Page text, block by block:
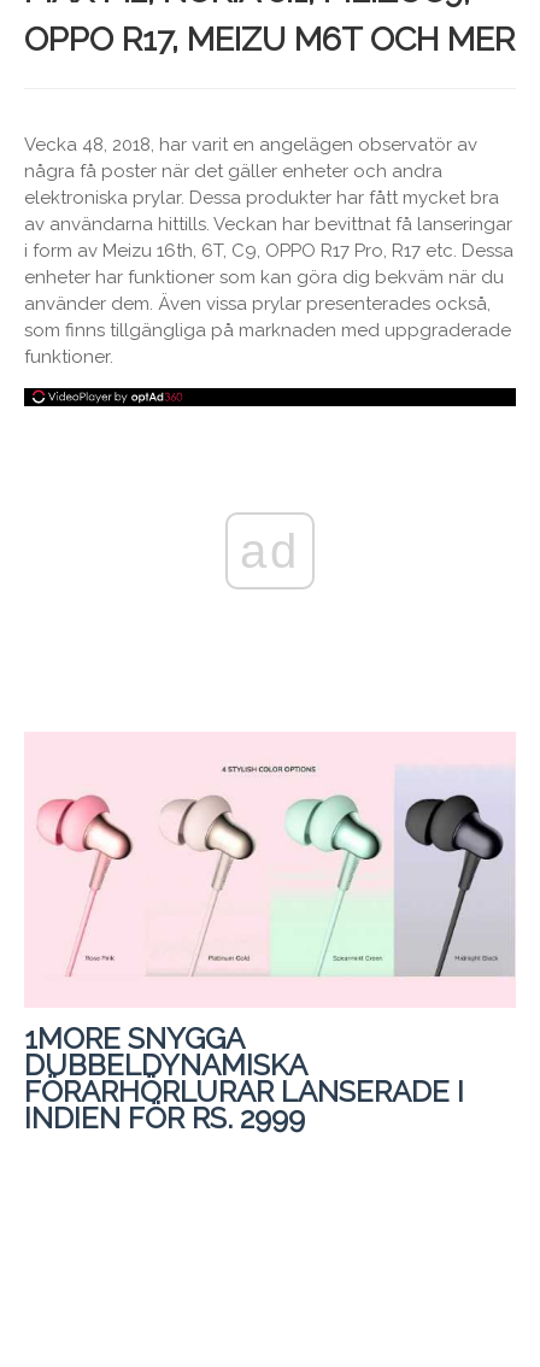
OPPO R17, MEIZU M6T OCH MER
Vecka 48, 2018, har varit en angelägen observatör av
några få poster när det gäller enheter och andra
elektroniska prylar. Dessa produkter har fått mycket bra
av användarna hittills. Veckan har bevittnat få lanseringar
i form av Meizu 16th, 6T, C9, OPPO R17 Pro, R17 etc. Dessa
enheter har funktioner som kan göra dig bekväm när du
använder dem. Även vissa prylar presenterades också,
som finns tillgängliga på marknaden med uppgraderade
funktioner.
ad
1MORE SNYGGA
DUBBELDYNAMISKA
FÖRARHÖRLURAR LANSERADE I
INDIEN FÖR RS. 2999